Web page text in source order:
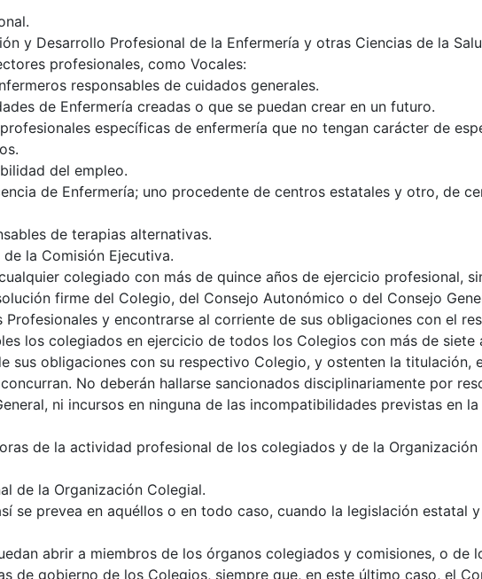
y Desarrollo Profesional de la Enfermería y otras Ciencias de la
profesionales, como Vocales:
responsables de cuidados generales.
de Enfermería creadas o que se puedan crear en un futuro.
específicas de enfermería que no tengan carácter de
del empleo.
de Enfermería; uno procedente de centros estatales y otro, de
de terapias alternativas.
la Comisión Ejecutiva.
colegiado con más de quince años de ejercicio profesional,
firme del Colegio, del Consejo Autonómico o del Consejo
y encontrarse al corriente de sus obligaciones con el
los colegiados en ejercicio de todos los Colegios con más de siete
sus obligaciones con su respectivo Colegio, y ostenten la titulación,
No deberán hallarse sancionados disciplinariamente por
ni incursos en ninguna de las incompatibilidades previstas en
de la actividad profesional de los colegiados y de la Organización
de la Organización Colegial.
se prevea en aquéllos o en todo caso, cuando la legislación estatal
abrir a miembros de los órganos colegiados y comisiones, o de
de gobierno de los Colegios, siempre que, en este último caso, el